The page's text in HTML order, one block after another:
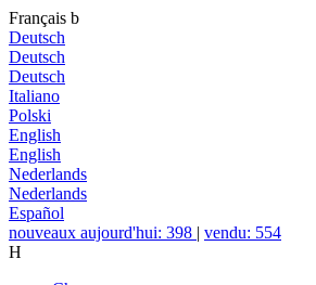
Français b
Deutsch
Deutsch
Deutsch
Italiano
Polski
English
English
Nederlands
Nederlands
Español
nouveaux aujourd'hui: 398 | vendu: 554
H